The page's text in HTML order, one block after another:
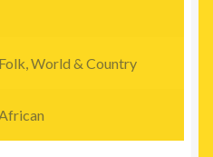
Folk, World & Country